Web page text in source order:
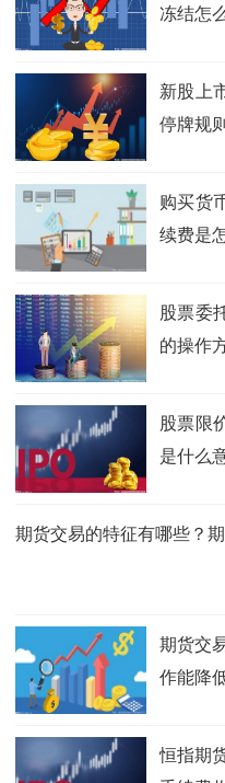
冻结怎
新股上
停牌规
购买货
续费是
股票委
的操作
股票限
是什么
期货交易的特征有哪些？
期货交
作能降
恒指期